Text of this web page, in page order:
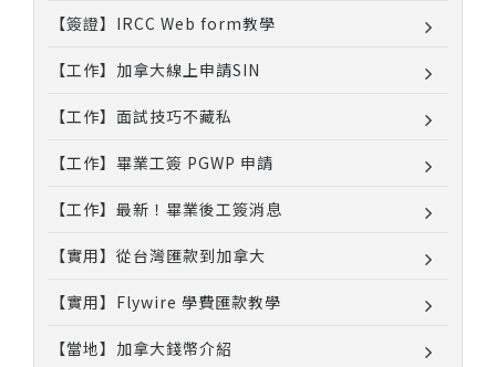
【簽證】IRCC Web form教學
【工作】加拿大線上申請SIN
【工作】面試技巧不藏私
【工作】畢業工簽 PGWP 申請
【工作】最新！畢業後工簽消息
【實用】從台灣匯款到加拿大
【實用】Flywire 學費匯款教學
【當地】加拿大錢幣介紹